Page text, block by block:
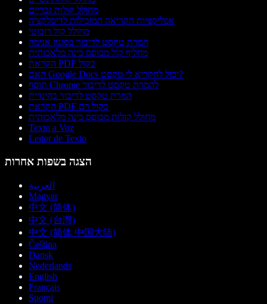
מחולל קולות גבריים
אפליקציות הקריאה המובילות לדיסלקציה
מחולל קול רובוטי
המרת טקסט לדיבור בסגנון אנימה
מחליף קול מבוסס בינה מלאכותית
הקראת PDF בקול
האם Google Docs יכול להקריא לי טקסט?
תוסף Chrome להמרת טקסט לדיבור
המרת טקסט לדיבור בהינדית
הקראת PDF בקול רם
מחולל קולות מבוסס בינה מלאכותית
Texto a Voz
Leitor de Texto
הצגה בשפות אחרות
العربية
Magyar
中文 (简体)
中文 (台灣)
中文 (简体 中国大陆)
Čeština
Dansk
Nederlands
English
Français
Suomi